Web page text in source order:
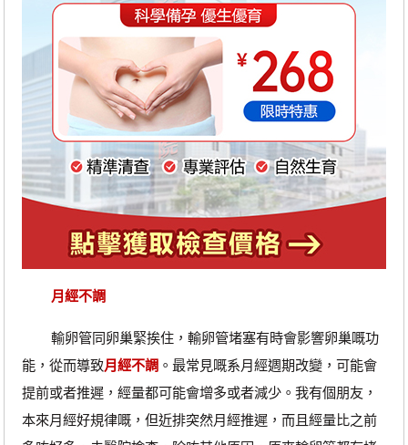
月經不調
輸卵管同卵巢緊挨住，輸卵管堵塞有時會影響卵巢嘅功
能，從而導致月經不調 。最常見嘅系月經週期改變，可能會
提前或者推遲，經量都可能會增多或者減少。我有個朋友，
本來月經好規律嘅，但近排突然月經推遲，而且經量比之前